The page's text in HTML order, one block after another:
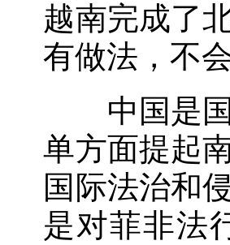
越南完成了
有做法，不
中国是国
单方面提起
国际法治和
是对菲非法